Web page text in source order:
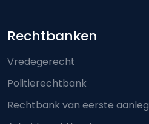
Footer-menu
Rechtbanken
Vredegerecht
Politierechtbank
Rechtbank van eerste aanleg